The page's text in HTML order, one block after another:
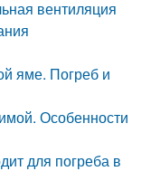
вентиляция
яме. Погреб и
Особенности
для погреба в